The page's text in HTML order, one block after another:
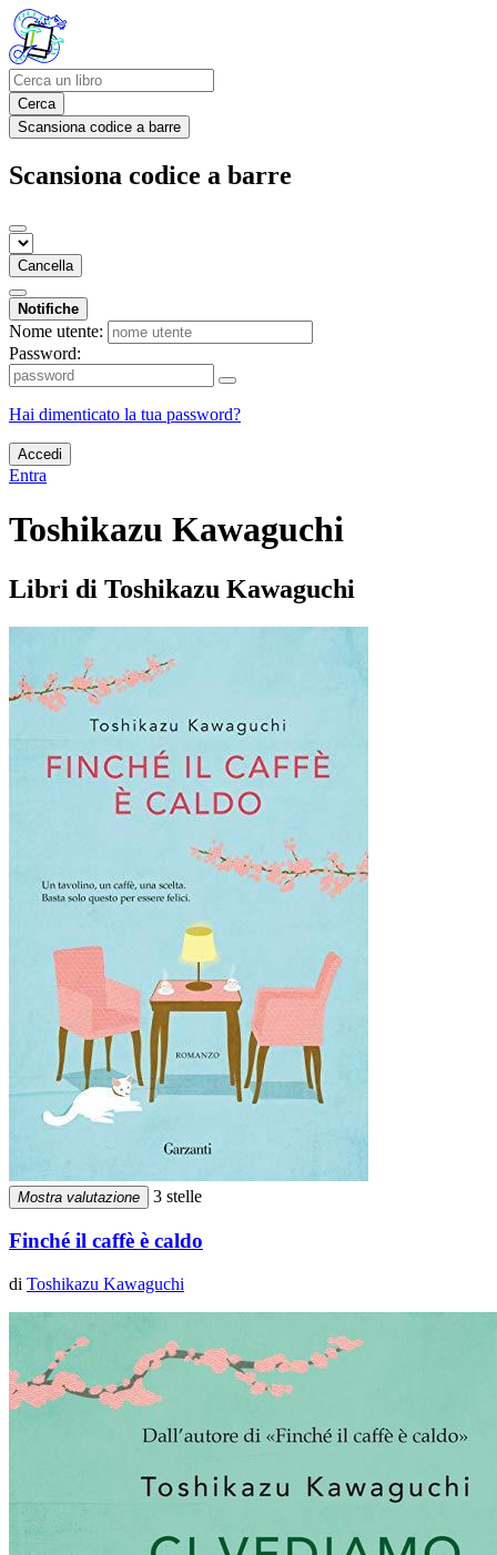
Cerca
Scansiona codice a barre
Scansiona codice a barre
Cancella
Notifiche
Nome utente:
Password:
Hai dimenticato la tua password?
Accedi
Entra
Toshikazu Kawaguchi
Libri di Toshikazu Kawaguchi
Mostra valutazione 3 stelle
Finché il caffè è caldo
di Toshikazu Kawaguchi